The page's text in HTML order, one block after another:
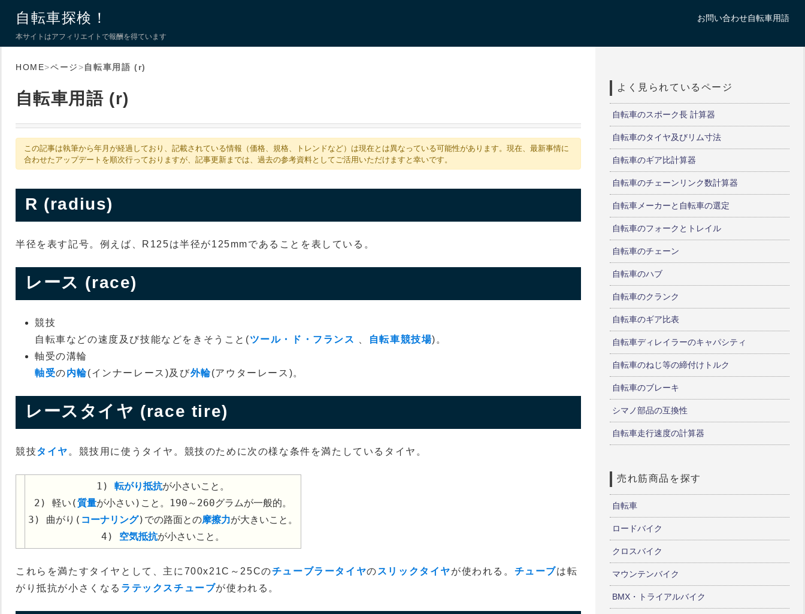
自転車探検！ お問い合わせ自転車用語
本サイトはアフィリエイトで報酬を得ています
HOME>ページ>自転車用語 (r)
自転車用語 (r)
この記事は執筆から年月が経過しており、記載されている情報（価格、規格、トレンドなど）は現在とは異なっている可能性があります。現在、最新事情に
合わせたアップデートを順次行っておりますが、記事更新までは、過去の参考資料としてご活用いただけますと幸いです。
R (radius)
半径を表す記号。例えば、R125は半径が125mmであることを表している。
レース (race)
競技
自転車などの速度及び技能などをきそうこと(ツール・ド・フランス 自転車競技場)。
軸受の溝輪
軸受の内輪(インナーレース)及び外輪(アウターレース)。
レースタイヤ (race tire)
競技タイヤ 。競技用に使うタイヤ。競技のために次の様な条件を満たしているタイヤ。
1) 転がり抵抗が小さいこと。
2) 軽い(質量が小さい)こと。190～260グラムが一般的。
3) 曲がり( コーナリング)での路面との摩擦力が大きいこと。
4) 空気抵抗が小さいこと。
これらを満たすタイヤとして、主に700x21C～25Cのチューブラータイヤの スリックタイヤが使われる。 チューブは転
がり抵抗が小さくなる ラテックスチューブが使われる。
よく見られているページ
自転車のスポーク長 計算器
自転車のタイヤ及びリム寸法
自転車のギア比計算器
自転車のチェーンリンク数計算器
自転車メーカーと自転車の選定
自転車のフォークとトレイル
自転車のチェーン
自転車のハブ
自転車のクランク
自転車のギア比表
自転車ディレイラーのキャパシティ
自転車のねじ等の締付けトルク
自転車のブレーキ
シマノ部品の互換性
自転車走行速度の計算器
売れ筋商品を探す
自転車
ロードバイク
クロスバイク
マウンテンバイク
BMX・トライアルバイク